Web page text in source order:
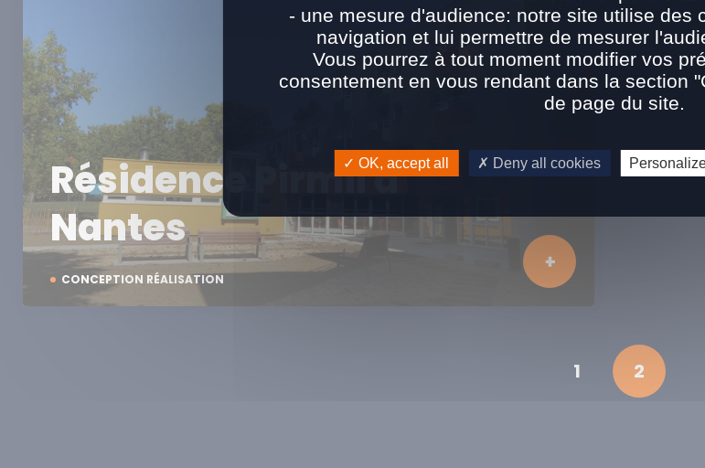
CONCEPTION RÉALISATION
Résidence Pirmil à
Nantes
1 2
- une mesure d'audience: notre site utilise des
navigation et lui permettre de mesurer
Vous pourrez à tout moment modifier vos
consentement en vous rendant dans la section
de page du site.
OK, accept all Deny all cookies